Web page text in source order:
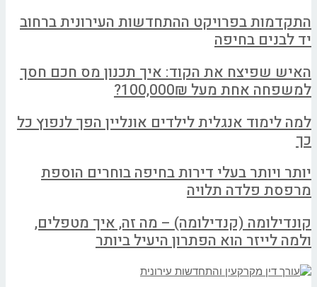
התקדמות בפרויקט ההתחדשות העירונית ברחוב
יד לבנים בחיפה
האיש שפיצח את הקוד: איך תכנון מס חכם חסך
למשפחה אחת מעל 100,000₪?
למה לימוד אנגלית לילדים אונליין הפך לנפוץ כל
כך
יותר ויותר בעלי דירות בחיפה בוחרים הוספת
מרפסת פלדה תלויה
קונדילומה (קנדילומה) – מה זה, איך מטפלים,
ולמה לייזר הוא הפתרון היעיל ביותר